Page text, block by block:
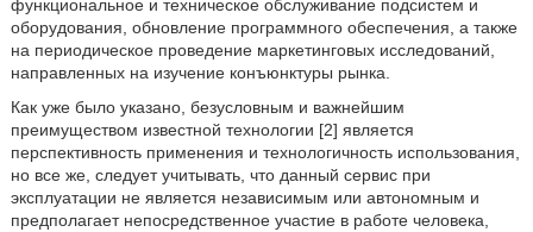
функциональное и техническое обслуживание подсистем и
оборудования, обновление программного обеспечения, а также
на периодическое проведение маркетинговых исследований,
направленных на изучение конъюнктуры рынка.
Как уже было указано, безусловным и важнейшим
преимуществом известной технологии [2] является
перспективность применения и технологичность использования,
но все же, следует учитывать, что данный сервис при
эксплуатации не является независимым или автономным и
предполагает непосредственное участие в работе человека,